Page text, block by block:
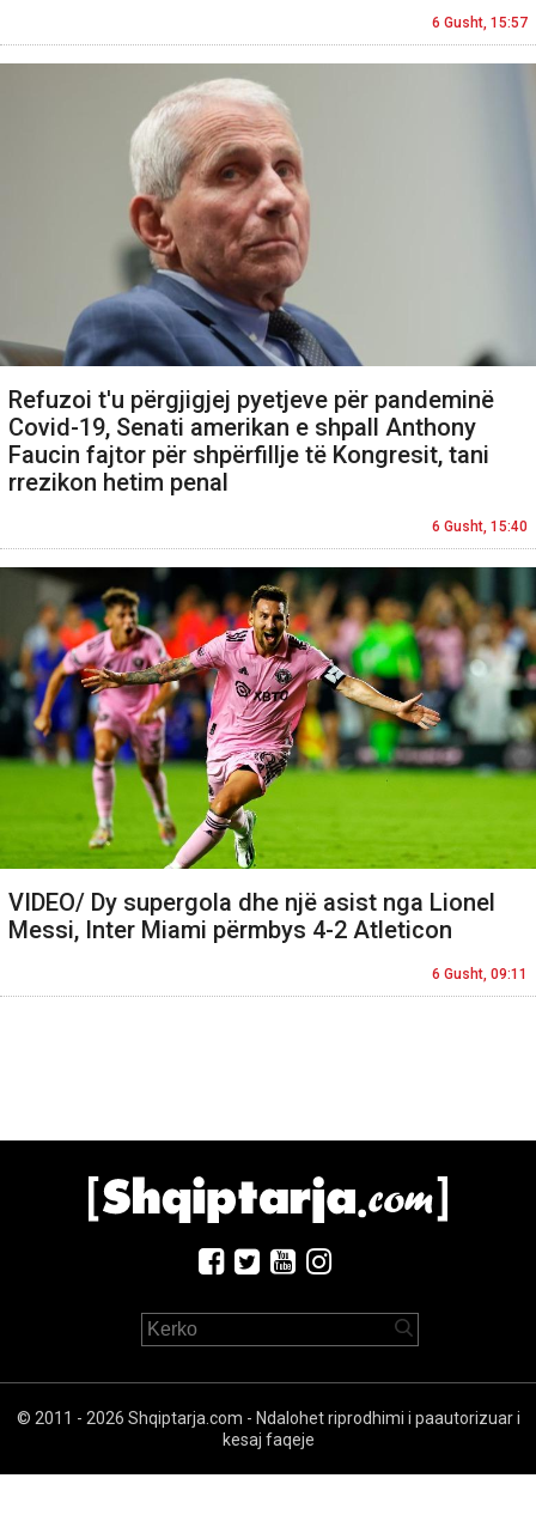
6 Gusht, 15:57
Refuzoi t'u përgjigjej pyetjeve për pandeminë
Covid-19, Senati amerikan e shpall Anthony
Faucin fajtor për shpërfillje të Kongresit, tani
rrezikon hetim penal
6 Gusht, 15:40
VIDEO/ Dy supergola dhe një asist nga Lionel
Messi, Inter Miami përmbys 4-2 Atleticon
6 Gusht, 09:11
© 2011 - 2026 Shqiptarja.com - Ndalohet riprodhimi i paautorizuar i
kesaj faqeje